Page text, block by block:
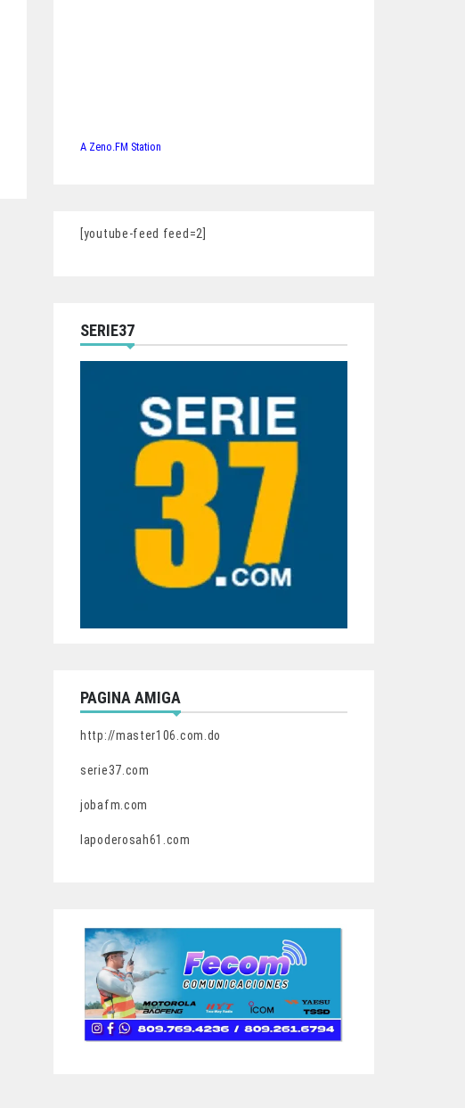
A Zeno.FM Station
[youtube-feed feed=2]
SERIE37
PAGINA AMIGA
http://master106.com.do
serie37.com
jobafm.com
lapoderosah61.com